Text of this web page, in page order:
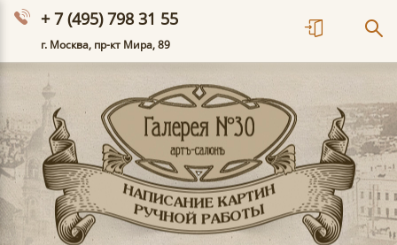
+ 7 (495) 798 31 55
г. Москва, пр-кт Мира, 89